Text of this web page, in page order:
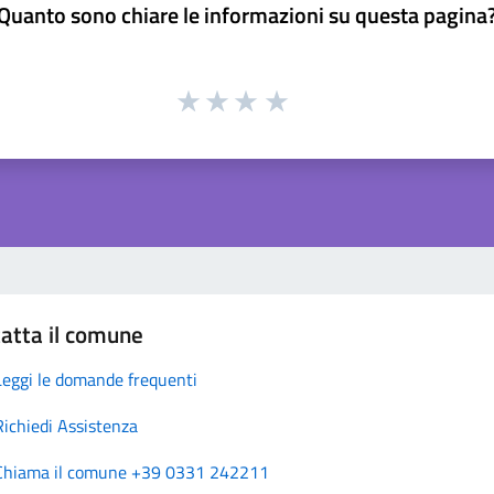
sono chiare le informazioni su questa
il comune
le domande frequenti
Assistenza
il comune +39 0331 242211